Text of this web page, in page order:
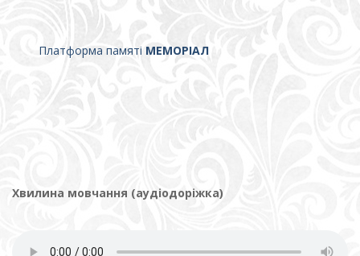
Платформа памяті МЕМОРІАЛ
Хвилина мовчання (аудіодоріжка)